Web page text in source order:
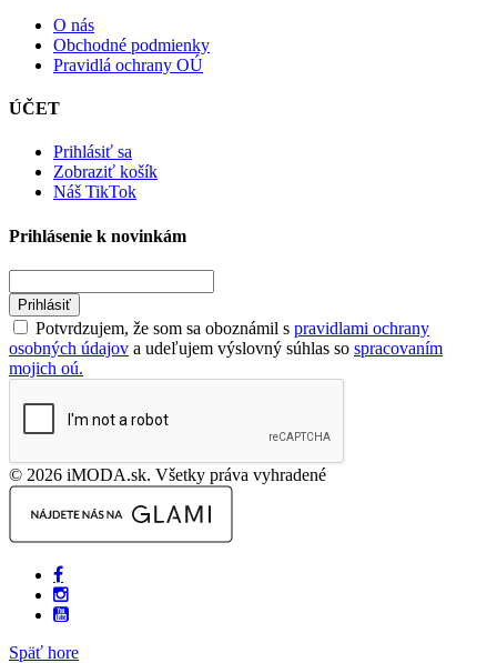
O nás
Obchodné podmienky
Pravidlá ochrany OÚ
ÚČET
Prihlásiť sa
Zobraziť košík
Náš TikTok
Prihlásenie k novinkám
Prihlásiť
Potvrdzujem, že som sa oboznámil s pravidlami ochrany
osobných údajov a udeľujem výslovný súhlas so spracovaním
mojich oú.
© 2026 iMODA.sk. Všetky práva vyhradené
Späť hore